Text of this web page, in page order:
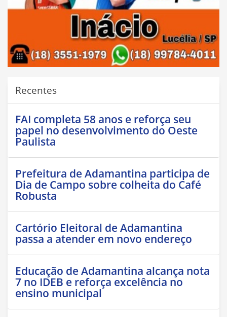
Recentes
FAI completa 58 anos e reforça seu
papel no desenvolvimento do Oeste
Paulista
Prefeitura de Adamantina participa de
Dia de Campo sobre colheita do Café
Robusta
Cartório Eleitoral de Adamantina
passa a atender em novo endereço
Educação de Adamantina alcança nota
7 no IDEB e reforça excelência no
ensino municipal